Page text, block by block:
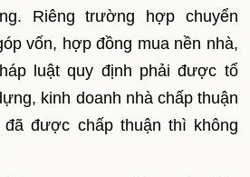
Riêng trường hợp chuyển
vốn, hợp đồng mua nền nhà,
luật quy định phải được tổ
kinh doanh nhà chấp thuận
được chấp thuận thì không